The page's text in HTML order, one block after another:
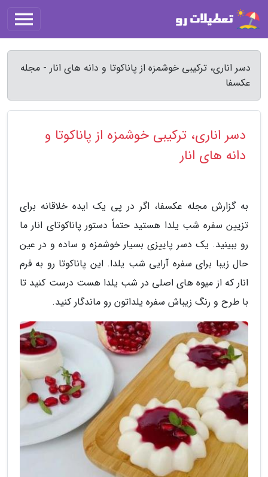
دسر اناری، ترکیبی خوشمزه از پاناکوتا و دانه های انار - مجله
عکسفا
دسر اناری، ترکیبی خوشمزه از پاناکوتا و
دانه های انار
به گزارش مجله عکسفا، اگر در پی یک ایده خلاقانه برای
تزیین سفره شب یلدا هستید حتماً دستور پاناکوتای انار ما
رو ببینید. یک دسر پاییزی بسیار خوشمزه و ساده و در عین
حال زیبا برای سفره آرایی شب یلدا. این پاناکوتا رو به فرم
انار که از میوه های اصلی در شب یلدا هست درست کنید تا
با طرح و رنگ زیباش سفره یلداتون رو ماندگار کنید.